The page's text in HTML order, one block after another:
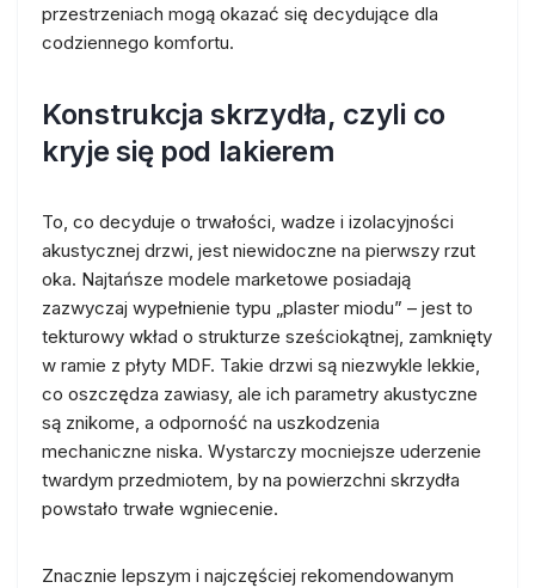
przestrzeniach mogą okazać się decydujące dla
codziennego komfortu.
Konstrukcja skrzydła, czyli co
kryje się pod lakierem
To, co decyduje o trwałości, wadze i izolacyjności
akustycznej drzwi, jest niewidoczne na pierwszy rzut
oka. Najtańsze modele marketowe posiadają
zazwyczaj wypełnienie typu „plaster miodu” – jest to
tekturowy wkład o strukturze sześciokątnej, zamknięty
w ramie z płyty MDF. Takie drzwi są niezwykle lekkie,
co oszczędza zawiasy, ale ich parametry akustyczne
są znikome, a odporność na uszkodzenia
mechaniczne niska. Wystarczy mocniejsze uderzenie
twardym przedmiotem, by na powierzchni skrzydła
powstało trwałe wgniecenie.
Znacznie lepszym i najczęściej rekomendowanym